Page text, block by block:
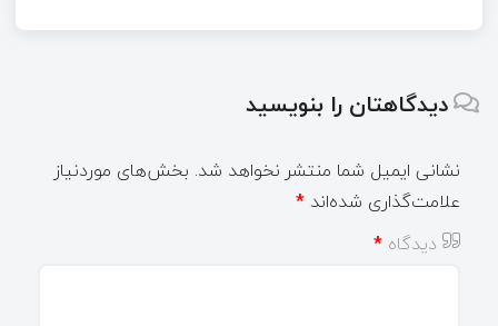
دیدگاهتان را بنویسید
نشانی ایمیل شما منتشر نخواهد شد. بخش‌های موردنیاز
علامت‌گذاری شده‌اند *
دیدگاه *